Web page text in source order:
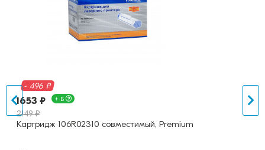
- 496 ₽
1653 ₽ + Б
2149 ₽
Картридж 106R02310 совместимый, Premium